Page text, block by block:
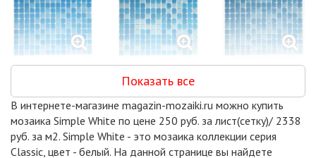
AKB109
1280 руб. / кв.м.
AKB112
стекло 327x327
1280 руб. / кв.м.
AKB113
1280 руб. / кв.м.
-20%
Показать все
В интернете-магазине magazin-mozaiki.ru можно купить
мозаика Simple White по цене 250 руб. за лист(сетку)/ 2338
руб. за м2. Simple White - это мозаика коллекции серия
Classic, цвет - белый. На данной странице вы найдете